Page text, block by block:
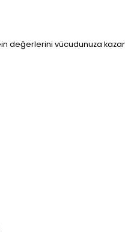
değerlerini vücudunuza